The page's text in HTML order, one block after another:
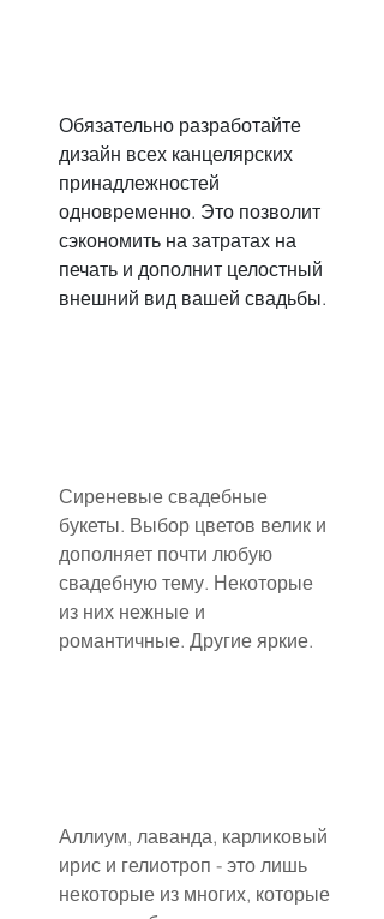
Обязательно разработайте
дизайн всех канцелярских
принадлежностей
одновременно. Это позволит
сэкономить на затратах на
печать и дополнит целостный
внешний вид вашей свадьбы.
Сиреневые свадебные
букеты. Выбор цветов велик и
дополняет почти любую
свадебную тему. Некоторые
из них нежные и
романтичные. Другие яркие.
Аллиум, лаванда, карликовый
ирис и гелиотроп - это лишь
некоторые из многих, которые